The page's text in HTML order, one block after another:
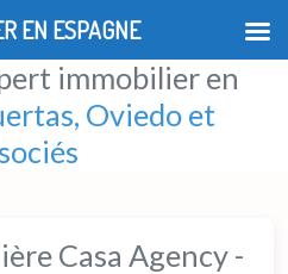
immobilier en
Oviedo et
Casa Agency -
EN ESPAGNE